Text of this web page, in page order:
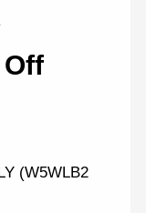
Off
(W5WLB2